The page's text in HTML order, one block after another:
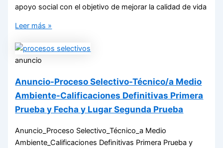
apoyo social con el objetivo de mejorar la calidad de vida
Leer más »
anuncio
Anuncio-Proceso Selectivo-Técnico/a Medio
Ambiente-Calificaciones Definitivas Primera
Prueba y Fecha y Lugar Segunda Prueba
Anuncio_Proceso Selectivo_Técnico_a Medio
Ambiente_Calificaciones Definitivas Primera Prueba y